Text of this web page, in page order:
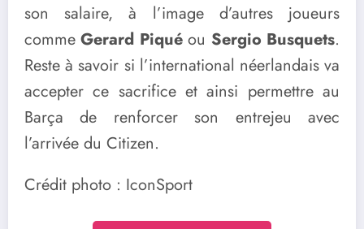
son salaire, à l’image d’autres joueurs
commeGerard Piquéou Sergio Busquets.
Reste à savoir si l’international néerlandais va
accepter ce sacrifice et ainsi permettre au
Barça de renforcer son entrejeu avec
l’arrivée du Citizen.
Crédit photo : IconSport